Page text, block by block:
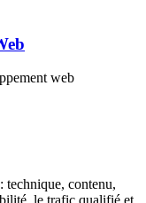
web
technique, contenu,